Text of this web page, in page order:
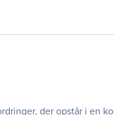
der opstår i en